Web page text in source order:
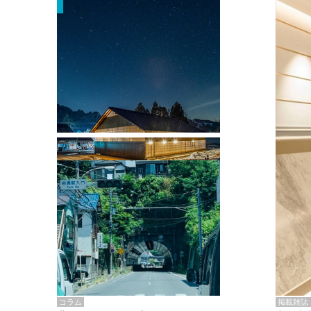
掲載雑誌
掲載雑誌・書籍
『街歩き研修「アールデコとモダニズ
ム、和風バロック」』のレポート記事が
掲載
コラム